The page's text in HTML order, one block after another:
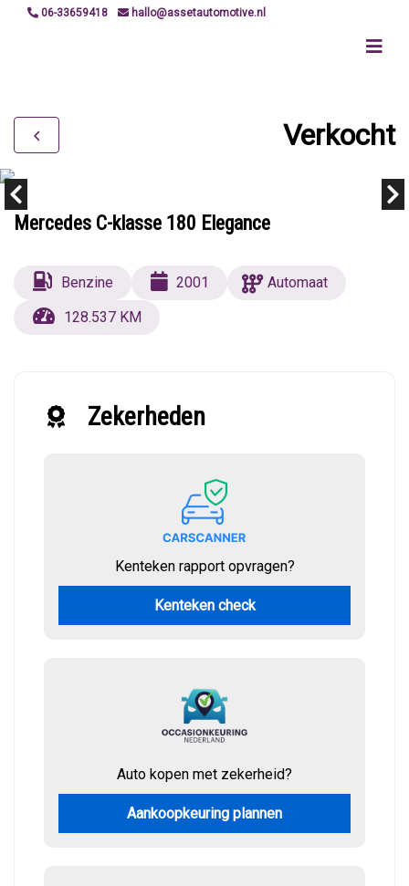
06-33659418 hallo@assetautomotive.nl
Verkocht
Mercedes C-klasse 180 Elegance
Benzine 2001
Automaat
128.537 KM
Zekerheden
Kenteken rapport opvragen?
Kenteken check
Auto kopen met zekerheid?
Aankoopkeuring plannen